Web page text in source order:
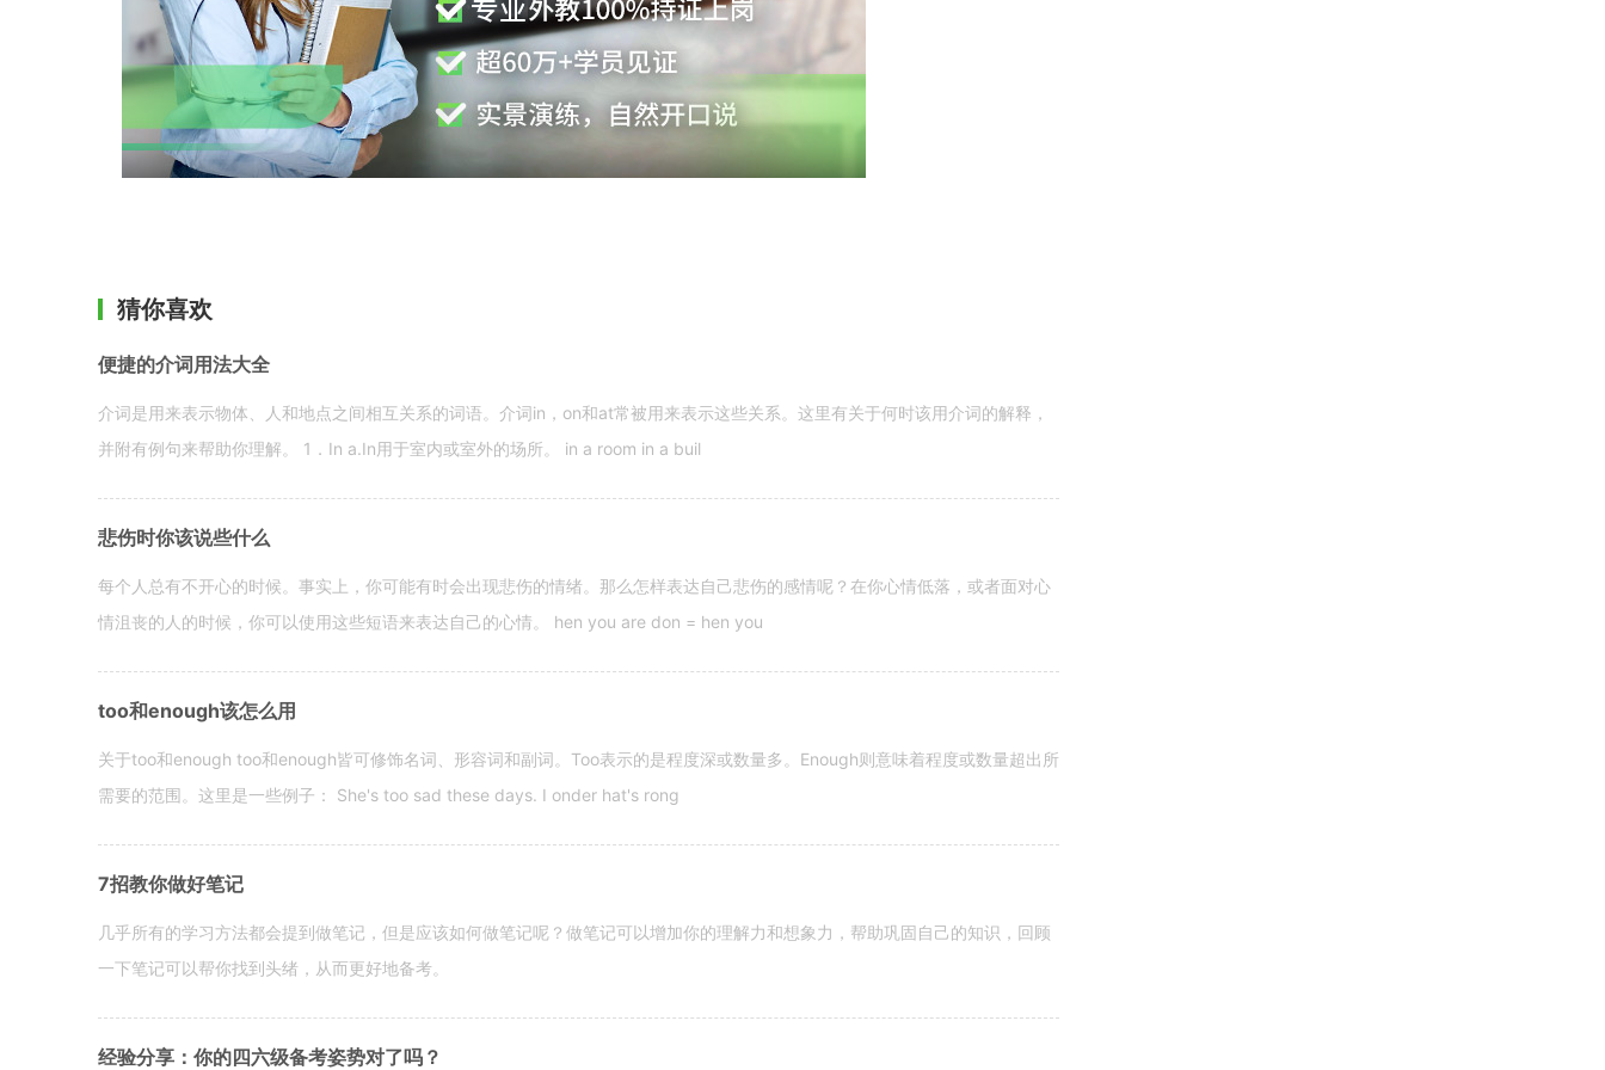
猜你喜欢
便捷的介词用法大全
介词是用来表示物体、人和地点之间相互关系的词语。介词in，on和at常被用来表示这些关系。这里有关于何时该用介词的解释，
并附有例句来帮助你理解。 1．In a.In用于室内或室外的场所。 in a room in a buil
悲伤时你该说些什么
每个人总有不开心的时候。事实上，你可能有时会出现悲伤的情绪。那么怎样表达自己悲伤的感情呢？在你心情低落，或者面对心
情沮丧的人的时候，你可以使用这些短语来表达自己的心情。 hen you are don = hen you
too和enough该怎么用
关于too和enough too和enough皆可修饰名词、形容词和副词。Too表示的是程度深或数量多。Enough则意味着程度或数量超出所
需要的范围。这里是一些例子： She's too sad these days. I onder hat's rong
7招教你做好笔记
几乎所有的学习方法都会提到做笔记，但是应该如何做笔记呢？做笔记可以增加你的理解力和想象力，帮助巩固自己的知识，回顾
一下笔记可以帮你找到头绪，从而更好地备考。
经验分享：你的四六级备考姿势对了吗？